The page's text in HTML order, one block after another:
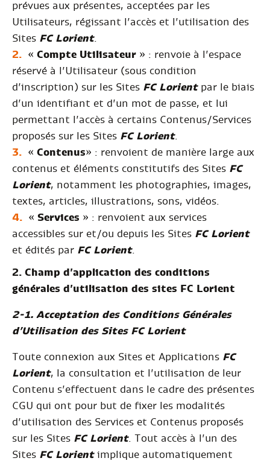
prévues aux présentes, acceptées par les
Utilisateurs, régissant l’accès et l’utilisation des
Sites FC Lorient.
« Compte Utilisateur » : renvoie à l’espace
réservé à l’Utilisateur (sous condition
d’inscription) sur les Sites FC Lorientpar le biais
d’un identifiant et d’un mot de passe, et lui
permettant l’accès à certains Contenus/Services
proposés sur les Sites FC Lorient.
« Contenus» : renvoient de manière large aux
contenus et éléments constitutifs des Sites FC
Lorient, notamment les photographies, images,
textes, articles, illustrations, sons, vidéos.
« Services » : renvoient aux services
accessibles sur et/ou depuis les Sites FC Lorient
et édités par FC Lorient.
2. Champ d’application des conditions
générales d’utilisation des sites FC Lorient
2-1. Acceptation des Conditions Générales
d’Utilisation des Sites FC Lorient
Toute connexion aux Sites et Applications FC
Lorient, la consultation et l’utilisation de leur
Contenu s’effectuent dans le cadre des présentes
CGU qui ont pour but de fixer les modalités
d’utilisation des Services et Contenus proposés
sur les Sites FC Lorient. Tout accès à l’un des
Sites FC Lorient implique automatiquement